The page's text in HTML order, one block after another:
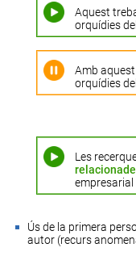
Aquest
orquídies
Amb aquest
orquídies
Les
Ús de la primera
autor (recurs